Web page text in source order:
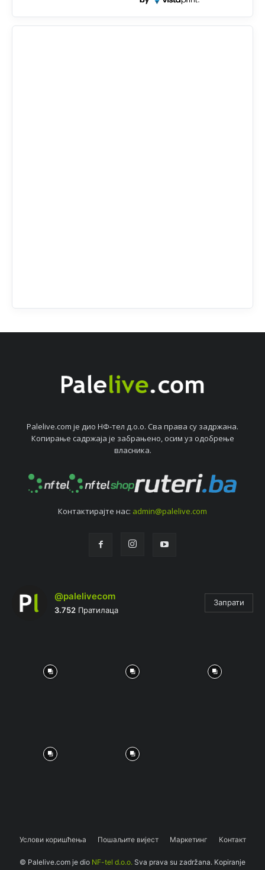
Palelive.com јe дио НФ-тeл д.о.о. Сва права су задржана.
Копирањe садржаја јe забрањeно, осим уз одобрeњe
власника.
Контактирајтe нас: admin@palelive.com
@palelivecom
3.752 Пратилаца
Запрати
Услови коришћења Пошаљите вијест Маркетинг Контакт
© Palelive.com je dio NF-tel d.o.o. Sva prava su zadržana. Kopiranje